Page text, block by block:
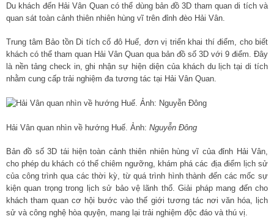
Du khách đến Hải Vân Quan có thể dùng bản đồ 3D tham quan di tích và
quan sát toàn cảnh thiên nhiên hùng vĩ trên đỉnh đèo Hải Vân.
Trung tâm Bảo tồn Di tích cố đô Huế, đơn vị triển khai thí điểm, cho biết
khách có thể tham quan Hải Vân Quan qua bản đồ số 3D với 9 điểm. Đây
là nền tảng check in, ghi nhận sự hiện diện của khách du lịch tại di tích
nhằm cung cấp trải nghiệm đa tương tác tại Hải Vân Quan.
Hải Vân quan nhìn về hướng Huế. Ảnh: Nguyễn Đông
Bản đồ số 3D tái hiện toàn cảnh thiên nhiên hùng vĩ của đỉnh Hải Vân,
cho phép du khách có thể chiêm ngưỡng, khám phá các địa điểm lịch sử
của công trình qua các thời kỳ, từ quá trình hình thành đến các mốc sự
kiện quan trọng trong lịch sử bảo vệ lãnh thổ. Giải pháp mang đến cho
khách tham quan cơ hội bước vào thế giới tương tác nơi văn hóa, lịch
sử và công nghệ hòa quyện, mang lại trải nghiệm độc đáo và thú vị.